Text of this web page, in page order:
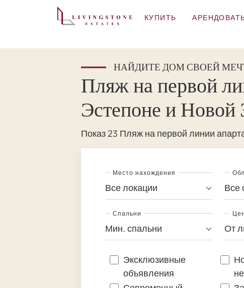
КУПИТЬ
НАЙДИТЕ ДОМ СВОЕЙ
Пляж на первой
Эстепоне и Новой
Показ 23 Пляж на первой линии
Место нахождения
Все локации Все
Спальни
Мин. спальни От
Эксклюзивные
объявления